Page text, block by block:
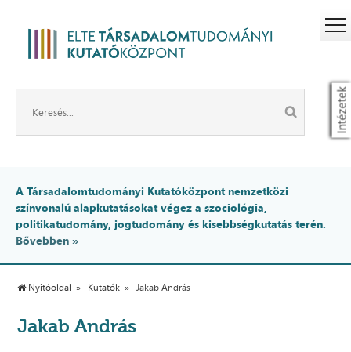
Intézetek
A Társadalomtudományi Kutatóközpont nemzetközi
színvonalú alapkutatásokat végez a szociológia,
politikatudomány, jogtudomány és kisebbségkutatás terén.
Bővebben »
Nyitóoldal Kutatók Jakab András
Jakab András